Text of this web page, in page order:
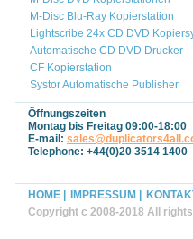
M-Disc Blu-Ray Kopierstation
Lightscribe 24x CD DVD
Automatische CD DVD Drucker
CF Kopierstation
Systor Automatische Publisher
Öffnungszeiten
Montag bis Freitag 09:00-18:00
E-mail:
Telephone: +44(0)20 3514 1400
HOME | IMPRESSUM |
Copyright c 2008-2018 All